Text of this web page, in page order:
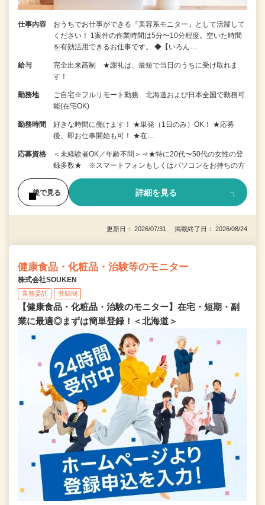
仕事内容
おうちでお仕事ができる『美容系モニター』として活躍して
ください！ 1案件の作業時間は5分〜10分程度。空いた時間
を有効活用できるお仕事です。 ◆【いろん…
給与
完全出来高制 ★謝礼は、最短で当日のうちに受け取れま
す！
勤務地
ご自宅※フルリモート勤務 北海道および日本全国で勤務可
能(在宅OK)
勤務時間
好きな時間に働けます！ ★単発（1日のみ）OK！ ★応募
後、即お仕事開始も可！ ★在…
応募資格
＜未経験者OK／年齢不問＞⇒★特に20代〜50代の女性の登
録多数★ ※スマートフォンもしくはパソコンをお持ちの方
後で見る 詳細を見る
更新日： 2026/07/31 掲載終了日： 2026/08/24
健康食品・化粧品・治験等のモニター
株式会社SOUKEN
業務委託 登録制
【健康食品・化粧品・治験のモニター】在宅・短期・副
業に最適◎まずは簡単登録！＜北海道＞